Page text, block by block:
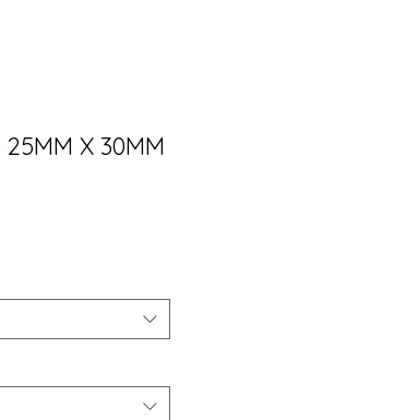
25MM X 30MM